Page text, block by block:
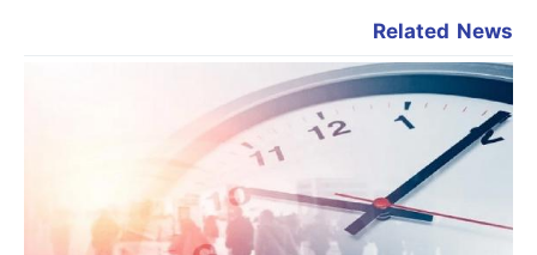
Related News